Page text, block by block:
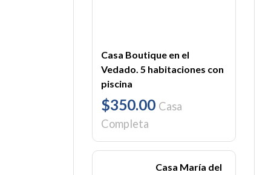
Casa Boutique en el
Vedado. 5 habitaciones con
piscina
$350.00 Casa
Completa
Casa María del